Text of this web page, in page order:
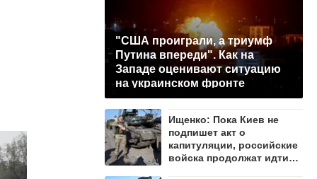
"США проиграли, а триумф
Путина впереди". Как на
Западе оценивают ситуацию
на украинском фронте
Ищенко: Пока Киев не
подпишет акт о
капитуляции, российские
войска продолжат идти